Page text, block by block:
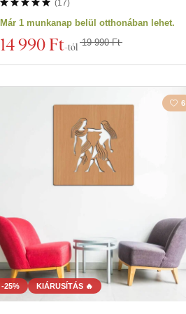
(17)
Már 1 munkanap belül otthonában lehet.
14 990 Ft-tól 19 990 Ft
-25% KIÁRUSÍTÁS 🔥
6